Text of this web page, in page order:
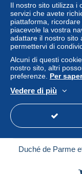
Stato
Duché de Parme
Il nostro sito utilizza i
servizi che avete
piattaforma,
piacevole la vostra
adattare il nostro sito
permettervi di
Alcuni di questi
nostro sito, altri
preferenze. Per
Vedere di più